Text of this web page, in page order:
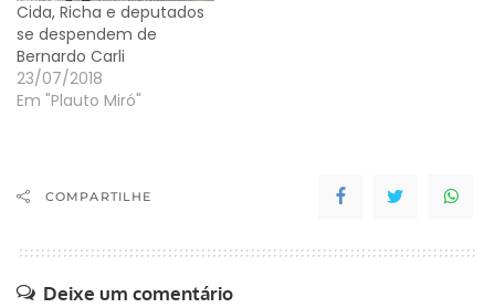
Cida, Richa e deputados
se despendem de
Bernardo Carli
23/07/2018
Em "Plauto Miró"
COMPARTILHE
Deixe um comentário